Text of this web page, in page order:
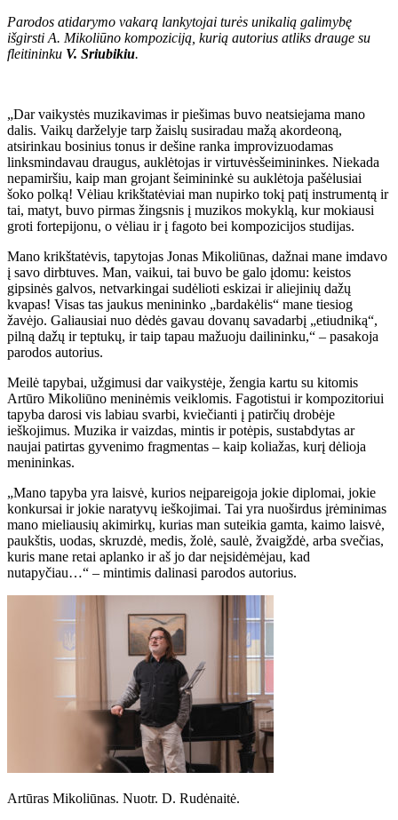
Parodos atidarymo vakarą lankytojai turės unikalią galimybę
išgirsti A. Mikoliūno kompoziciją, kurią autorius atliks drauge su
fleitininku V. Sriubikiu.
„Dar vaikystės muzikavimas ir piešimas buvo neatsiejama mano
dalis. Vaikų darželyje tarp žaislų susiradau mažą akordeoną,
atsirinkau bosinius tonus ir dešine ranka improvizuodamas
linksmindavau draugus, auklėtojas ir virtuvėsšeimininkes. Niekada
nepamiršiu, kaip man grojant šeimininkė su auklėtoja pašėlusiai
šoko polką! Vėliau krikštatėviai man nupirko tokį patį instrumentą ir
tai, matyt, buvo pirmas žingsnis į muzikos mokyklą, kur mokiausi
groti fortepijonu, o vėliau ir į fagoto bei kompozicijos studijas.
Mano krikštatėvis, tapytojas Jonas Mikoliūnas, dažnai mane imdavo
į savo dirbtuves. Man, vaikui, tai buvo be galo įdomu: keistos
gipsinės galvos, netvarkingai sudėlioti eskizai ir aliejinių dažų
kvapas! Visas tas jaukus menininko „bardakėlis“ mane tiesiog
žavėjo. Galiausiai nuo dėdės gavau dovanų savadarbį „etiudniką“,
pilną dažų ir teptukų, ir taip tapau mažuoju dailininku,“ – pasakoja
parodos autorius.
Meilė tapybai, užgimusi dar vaikystėje, žengia kartu su kitomis
Artūro Mikoliūno meninėmis veiklomis. Fagotistui ir kompozitoriui
tapyba darosi vis labiau svarbi, kviečianti į patirčių drobėje
ieškojimus. Muzika ir vaizdas, mintis ir potėpis, sustabdytas ar
naujai patirtas gyvenimo fragmentas – kaip koliažas, kurį dėlioja
menininkas.
„Mano tapyba yra laisvė, kurios neįpareigoja jokie diplomai, jokie
konkursai ir jokie naratyvų ieškojimai. Tai yra nuoširdus įrėminimas
mano mieliausių akimirkų, kurias man suteikia gamta, kaimo laisvė,
paukštis, uodas, skruzdė, medis, žolė, saulė, žvaigždė, arba svečias,
kuris mane retai aplanko ir aš jo dar neįsidėmėjau, kad
nutapyčiau…“ – mintimis dalinasi parodos autorius.
Artūras Mikoliūnas. Nuotr. D. Rudėnaitė.